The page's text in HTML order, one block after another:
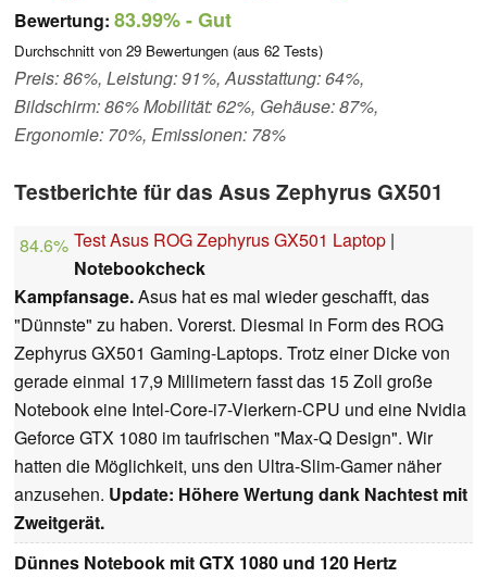
Bewertung: 83.99%- Gut
Durchschnitt von 29 Bewertungen (aus 62 Tests)
Preis: 86%, Leistung: 91%, Ausstattung: 64%,
Bildschirm: 86% Mobilität: 62%, Gehäuse: 87%,
Ergonomie: 70%, Emissionen: 78%
Testberichte für das Asus Zephyrus GX501
84.6% Test Asus ROG Zephyrus GX501 Laptop |
Notebookcheck
Kampfansage.Asus hat es mal wieder geschafft, das
"Dünnste" zu haben. Vorerst. Diesmal in Form des ROG
Zephyrus GX501 Gaming-Laptops. Trotz einer Dicke von
gerade einmal 17,9 Millimetern fasst das 15 Zoll große
Notebook eine Intel-Core-i7-Vierkern-CPU und eine Nvidia
Geforce GTX 1080 im taufrischen "Max-Q Design". Wir
hatten die Möglichkeit, uns den Ultra-Slim-Gamer näher
anzusehen. Update: Höhere Wertung dank Nachtest mit
Zweitgerät.
Dünnes Notebook mit GTX 1080 und 120 Hertz